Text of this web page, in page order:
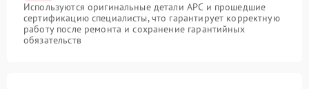
Используются оригинальные детали APC и прошедшие
сертификацию специалисты, что гарантирует корректную
работу после ремонта и сохранение гарантийных
обязательств